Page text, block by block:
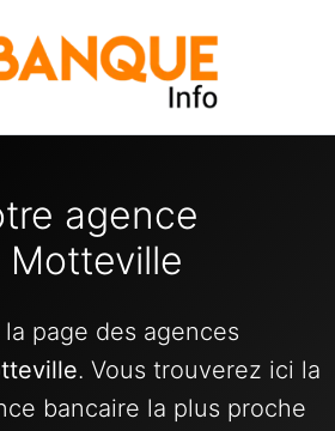
agence
Motteville
page des agences
. Vous trouverez ici la
bancaire la plus proche